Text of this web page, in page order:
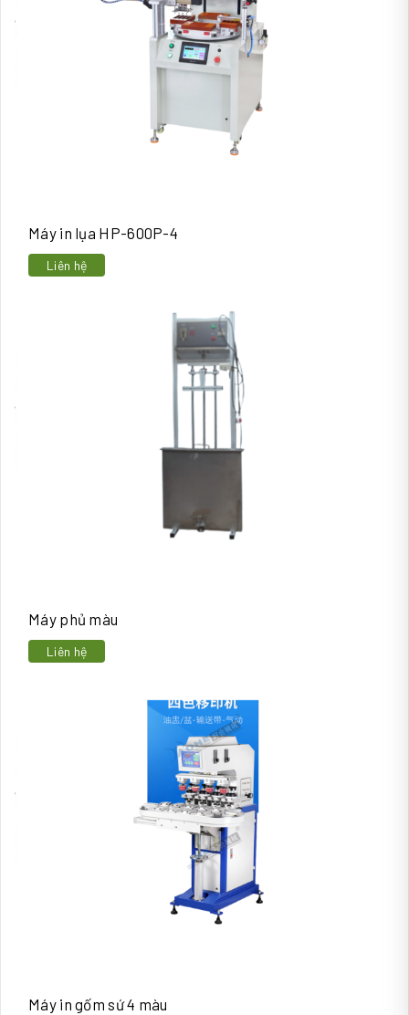
Máy in lụa HP-600P-4
Liên hệ
Máy phủ màu
Liên hệ
Máy in gốm sứ 4 màu